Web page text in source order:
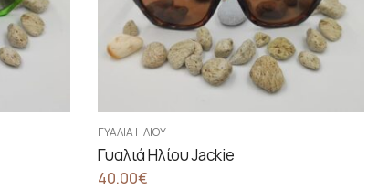
ΓΥΑΛΙΆ ΗΛΊΟΥ
Γυαλιά Ηλίου Jackie
40.00€